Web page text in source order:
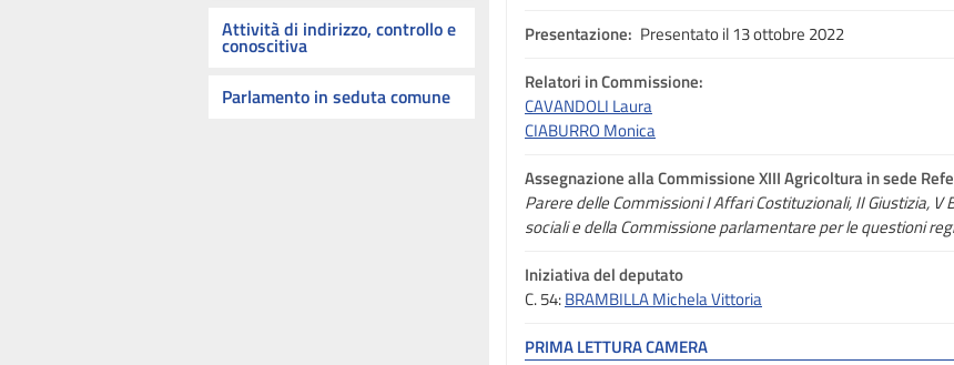
Attività di indirizzo, controllo e
conoscitiva
Parlamento in seduta comune
Presentazione: Presentato il 13 ottobre 2022
Relatori in Commissione:
CAVANDOLI Laura
CIABURRO Monica
Assegnazionealla Commissione XIII Agricoltura in sede
Parere delle Commissioni I Affari Costituzionali, II Giustizia, V
sociali e della Commissione parlamentare per le questioni
Iniziativa del deputato
C. 54:BRAMBILLA Michela Vittoria
PRIMA LETTURA CAMERA